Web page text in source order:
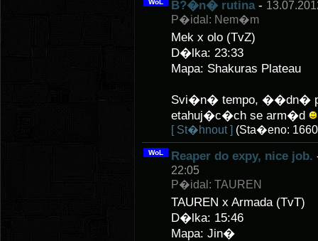
WoL B?�n� rutina-
P�idal: Nem�m
Mek x olo (TvZ)
D�lka: 23:33
Mapa: Shakuras Plateau
Svi�n� tempo, ��dn�
etahuj�c�ch se arm�d
[ St�hnout ] (Sta�eno:
WoL Reaper do expy, nice job.
22:05
P�idal: TAUREN
TAUREN x Armada (TvT)
D�lka: 15:46
Mapa: Jin�